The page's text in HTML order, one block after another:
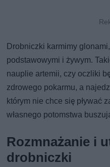
Drobniczki karmimy
podstawowymi i żywym.
nauplie artemii, czy oczliki
zdrowego pokarmu, a
którym nie chce się pływać
własnego potomstwa
Rozmnażanie i
drobniczki